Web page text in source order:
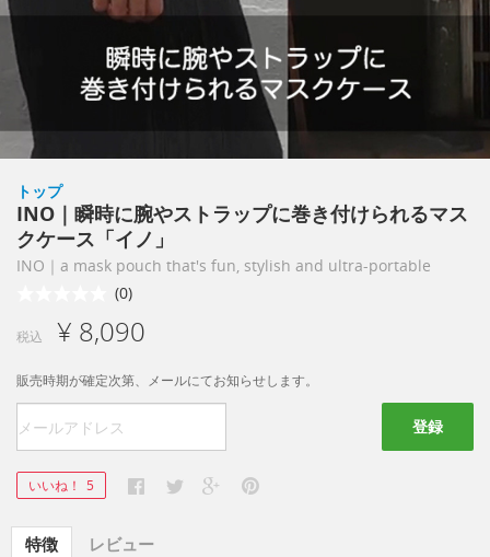
トップ
INO｜瞬時に腕やストラップに巻き付けられるマス
クケース「イノ」
INO｜a mask pouch that's fun, stylish and ultra-portable
(0)
税込 ¥ 8,090
販売時期が確定次第、メールにてお知らせします。
登録
いいね！ 5
特徴 レビュー